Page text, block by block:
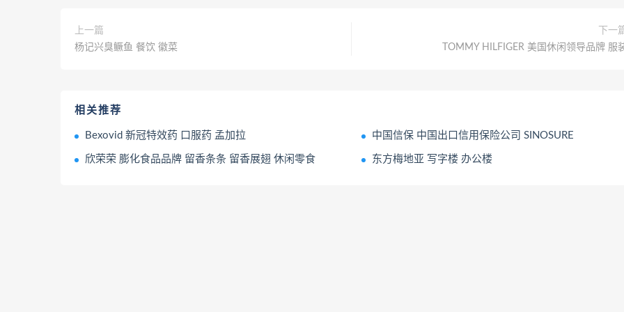
上一篇
杨记兴臭鳜鱼 餐饮 徽菜
下一
TOMMY HILFIGER 美国休闲领导品牌 服
相关推荐
Bexovid 新冠特效药 口服药 孟加拉 中国信保 中国出口信用保险公司 SINOSURE
欣荣荣 膨化食品品牌 留香条条 留香展翅 休闲零食 东方梅地亚 写字楼 办公楼